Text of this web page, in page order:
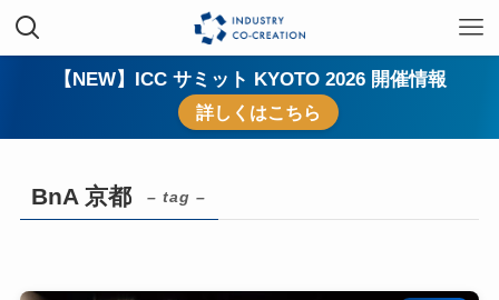
【NEW】ICC サミット KYOTO 2026 開催情報
詳しくはこちら
BnA 京都 – tag –